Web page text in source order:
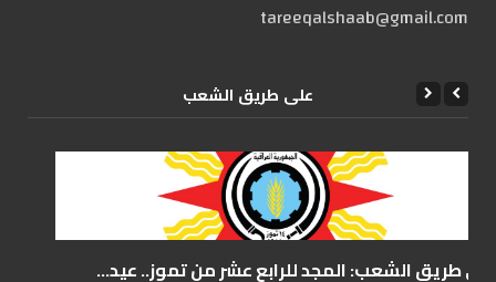
tareeqalshaab@gmail.com
علی طریق الشعب
على طريق الشعب: المجد للرابع عشر من تموز.. عيد...